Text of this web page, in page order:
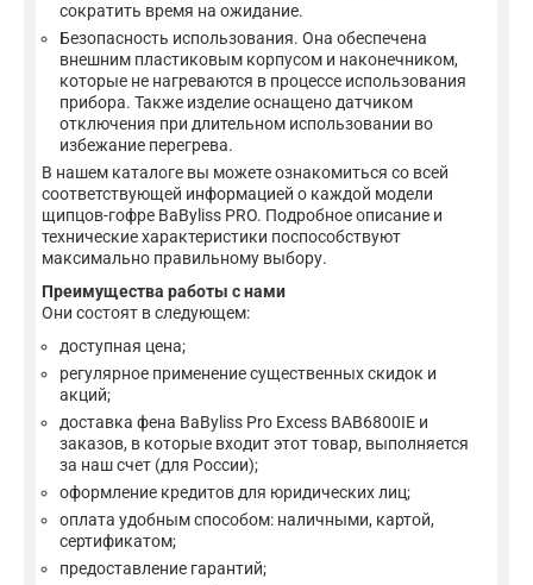
сократить время на ожидание.
Безопасность использования. Она обеспечена
внешним пластиковым корпусом и наконечником,
которые не нагреваются в процессе использования
прибора. Также изделие оснащено датчиком
отключения при длительном использовании во
избежание перегрева.
В нашем каталоге вы можете ознакомиться со всей
соответствующей информацией о каждой модели
щипцов-гофре BaByliss PRO. Подробное описание и
технические характеристики поспособствуют
максимально правильному выбору.
Преимущества работы с нами
Они состоят в следующем:
доступная цена;
регулярное применение существенных скидок и
акций;
доставка фена BaByliss Pro Excess BAB6800IE и
заказов, в которые входит этот товар, выполняется
за наш счет (для России);
оформление кредитов для юридических лиц;
оплата удобным способом: наличными, картой,
сертификатом;
предоставление гарантий;